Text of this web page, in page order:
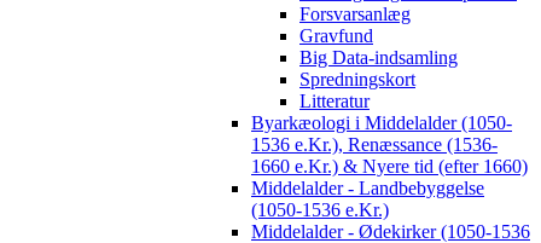
Forsvarsanlæg
Gravfund
Big Data-indsamling
Spredningskort
Litteratur
Byarkæologi i Middelalder (1050-
1536 e.Kr.), Renæssance (1536-
1660 e.Kr.) & Nyere tid (efter 1660)
Middelalder - Landbebyggelse
(1050-1536 e.Kr.)
Middelalder - Ødekirker (1050-1536